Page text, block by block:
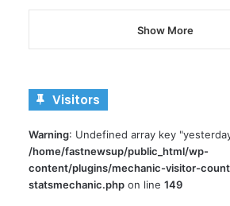
Show More
Visitors
Warning: Undefined array key
/home/fastnewsup/public_html/wp-
content/plugins/mechanic-visitor-
statsmechanic.php on line149